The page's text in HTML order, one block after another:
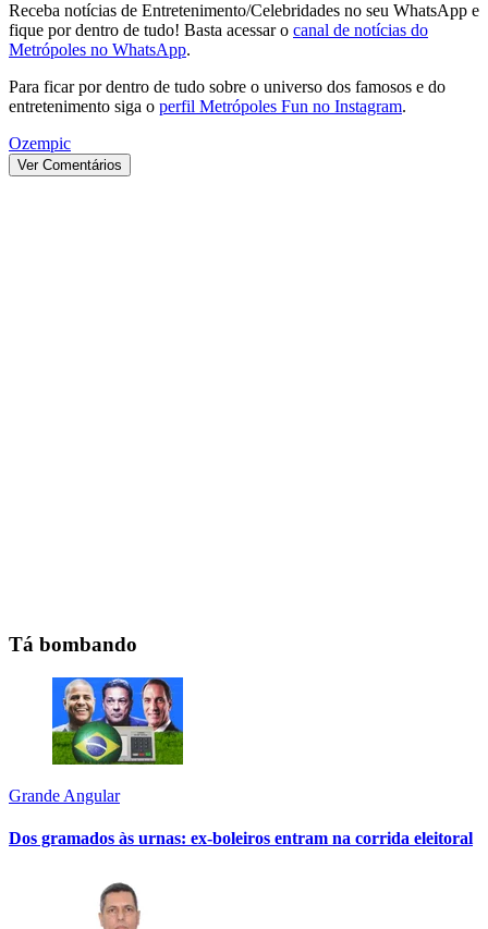
Receba notícias de Entretenimento/Celebridades no seu WhatsApp e
fique por dentro de tudo! Basta acessar o canal de notícias do
Metrópoles no WhatsApp.
Para ficar por dentro de tudo sobre o universo dos famosos e do
entretenimento siga o perfil Metrópoles Fun no Instagram.
Ozempic
Ver Comentários
Tá bombando
Grande Angular
Dos gramados às urnas: ex-boleiros entram na corrida eleitoral